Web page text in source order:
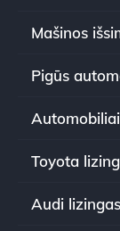
Mašinos
Pigūs
Toyota
Audi lizingas